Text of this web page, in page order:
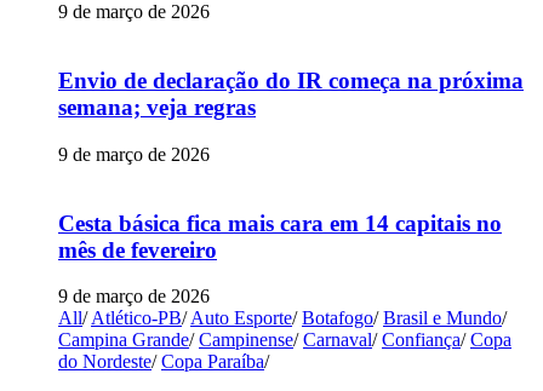
9 de março de 2026
Envio de declaração do IR começa na próxima
semana; veja regras
9 de março de 2026
Cesta básica fica mais cara em 14 capitais no
mês de fevereiro
9 de março de 2026
All/ Atlético-PB/ Auto Esporte/ Botafogo/ Brasil e Mundo/
Campina Grande/ Campinense/ Carnaval/ Confiança/ Copa
do Nordeste/ Copa Paraíba/